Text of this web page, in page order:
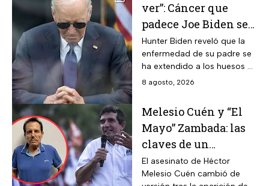
ver”: Cáncer que
padece Joe Biden se
propaga y causa
metástasis
Hunter Biden reveló que la
enfermedad de su padre se
ha extendido a los huesos a
pesar del tratamiento.
8 agosto, 2026
Melesio Cuén y “El
Mayo” Zambada: las
claves de un
asesinato rodeado de
contradicciones
El asesinato de Héctor
Melesio Cuén cambió de